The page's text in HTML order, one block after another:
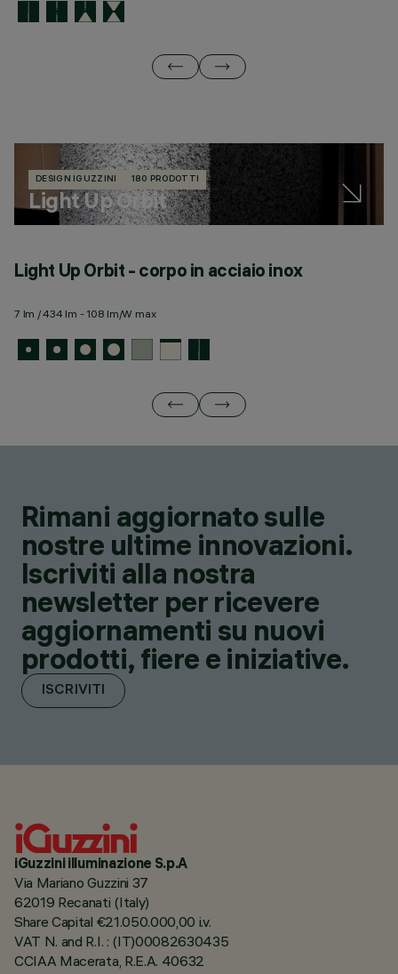
DESIGN IGUZZINI 180 PRODOTTI
Light Up Orbit
Light Up Orbit - corpo in acciaio inox
7 lm / 434 lm - 108 lm/W max
Rimani aggiornato sulle
nostre ultime innovazioni.
Iscriviti alla nostra
newsletter per ricevere
aggiornamenti su nuovi
prodotti, fiere e iniziative.
ISCRIVITI
iGuzzini illuminazione S.p.A
Via Mariano Guzzini 37
62019 Recanati (Italy)
Share Capital €21.050.000,00 i.v.
VAT N. and R.I. : (IT)00082630435
CCIAA Macerata, R.E.A. 40632